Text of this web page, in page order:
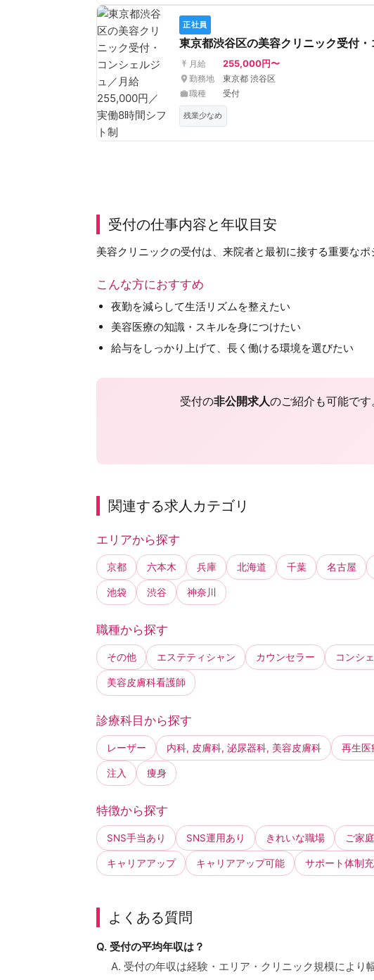
正社員
東京都渋谷区の美容クリニック受付
月給 255,000円〜
勤務地
東京都 渋谷区
職種
受付
残業少なめ
受付の仕事内容と年収目安
美容クリニックの受付は、来院者と最初に接する重要な
こんな方におすすめ
夜勤を減らして生活リズムを整えたい
美容医療の知識・スキルを身につけたい
給与をしっかり上げて、長く働ける環境を選びたい
受付の非公開求人のご紹介も可能で
関連する求人カテゴリ
エリアから探す
京都 六本木 兵庫 北海道 千葉 名古屋
池袋 渋谷 神奈川
職種から探す
その他 エステティシャン カウンセラー コンシ
美容皮膚科看護師
診療科目から探す
レーザー 内科, 皮膚科, 泌尿器科, 美容皮膚科 再生医
注入 痩身
特徴から探す
SNS手当あり SNS運用あり きれいな職場 ご家
キャリアアップ キャリアアップ可能 サポート体制
よくある質問
Q. 受付の平均年収は？
A. 受付の年収は経験・エリア・クリニック規模により